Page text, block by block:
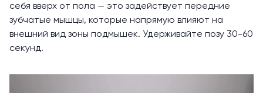
себя вверх от пола — это задействует передние
зубчатые мышцы, которые напрямую влияют на
внешний вид зоны подмышек. Удерживайте позу 30-60
секунд.